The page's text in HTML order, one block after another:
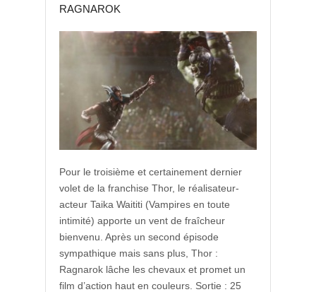
RAGNAROK
Pour le troisième et certainement dernier
volet de la franchise Thor, le réalisateur-
acteur Taika Waititi (Vampires en toute
intimité) apporte un vent de fraîcheur
bienvenu. Après un second épisode
sympathique mais sans plus, Thor :
Ragnarok lâche les chevaux et promet un
film d’action haut en couleurs. Sortie : 25